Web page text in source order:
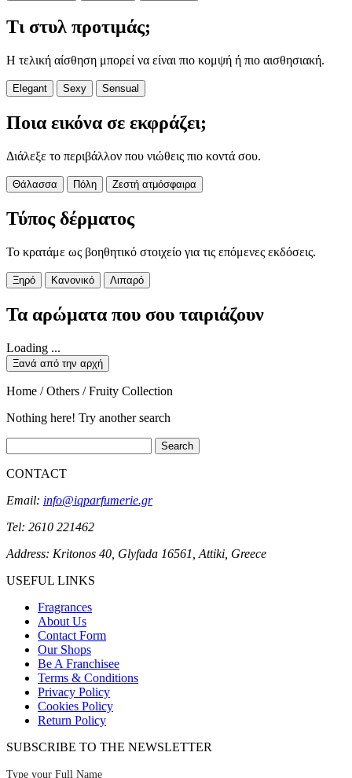
Τι στυλ προτιμάς;
Η τελική αίσθηση μπορεί να είναι πιο κομψή ή πιο αισθησιακή.
Elegant Sexy Sensual
Ποια εικόνα σε εκφράζει;
Διάλεξε το περιβάλλον που νιώθεις πιο κοντά σου.
Θάλασσα Πόλη Ζεστή ατμόσφαιρα
Τύπος δέρματος
Το κρατάμε ως βοηθητικό στοιχείο για τις επόμενες εκδόσεις.
Ξηρό Κανονικό Λιπαρό
Τα αρώματα που σου ταιριάζουν
Loading ...
Ξανά από την αρχή
Home / Others / Fruity Collection
Nothing here! Try another search
Search
CONTACT
Email: info@iqparfumerie.gr
Tel: 2610 221462
Address: Kritonos 40, Glyfada 16561, Attiki, Greece
USEFUL LINKS
Fragrances
About Us
Contact Form
Our Shops
Be A Franchisee
Terms & Conditions
Privacy Policy
Cookies Policy
Return Policy
SUBSCRIBE TO THE NEWSLETTER
Type your Full Name